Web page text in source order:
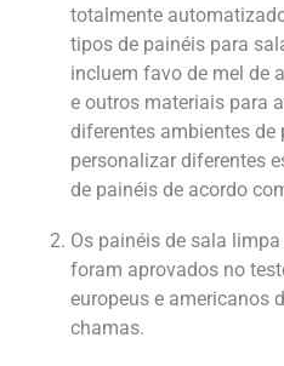
totalmente
tipos de painéis para
incluem favo de mel de
e outros materiais para
diferentes ambientes de
personalizar diferentes
de painéis de acordo
Os painéis de sala
foram aprovados no
europeus e americanos
chamas.